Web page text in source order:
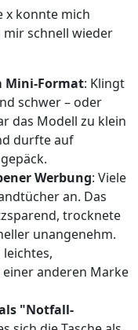
x konnte mich
schnell wieder
Mini-Format: Klingt
schwer – oder
das Modell zu klein
durfte auf
Werbung: Viele
an. Das
trocknete
unangenehm.
anderen Marke
"Notfall-